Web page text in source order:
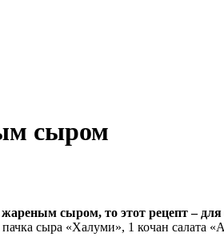
сыром
сыром, то этот рецепт – для
пачка сыра «Халуми», 1 кочан салата